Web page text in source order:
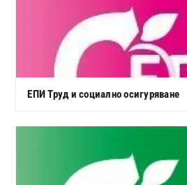
ЕПИ Труд и социално осигуряване